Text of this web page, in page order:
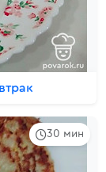
30 мин